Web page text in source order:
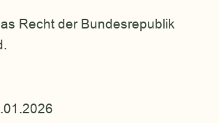
Recht der Bundesrepublik